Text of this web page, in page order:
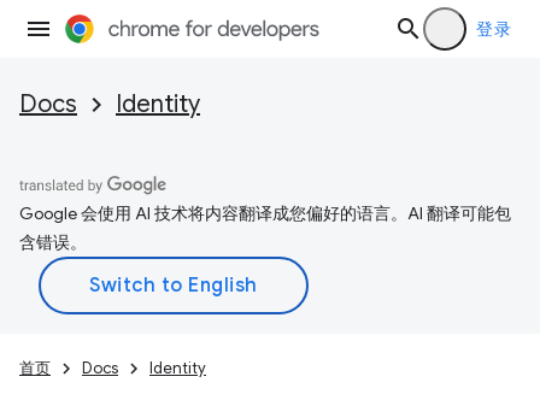
登录
Docs Identity
Google 会使用 AI 技术将内容翻译成您偏好的语言。AI 翻译可能包
含错误。
首页 Docs Identity